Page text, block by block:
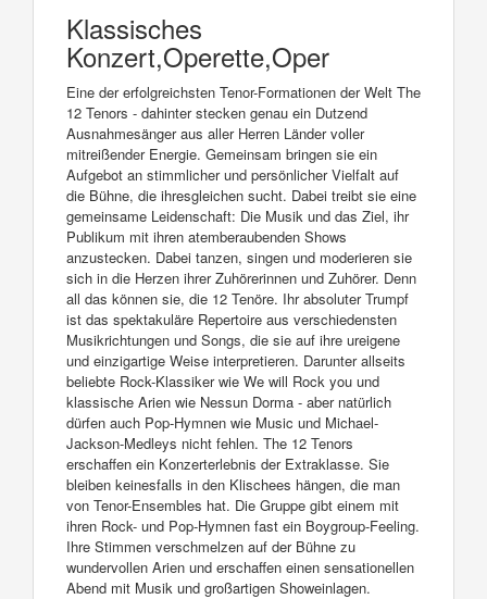
Klassisches
Konzert,Operette,Oper
Eine der erfolgreichsten Tenor-Formationen der Welt The
12 Tenors - dahinter stecken genau ein Dutzend
Ausnahmesänger aus aller Herren Länder voller
mitreißender Energie. Gemeinsam bringen sie ein
Aufgebot an stimmlicher und persönlicher Vielfalt auf
die Bühne, die ihresgleichen sucht. Dabei treibt sie eine
gemeinsame Leidenschaft: Die Musik und das Ziel, ihr
Publikum mit ihren atemberaubenden Shows
anzustecken. Dabei tanzen, singen und moderieren sie
sich in die Herzen ihrer Zuhörerinnen und Zuhörer. Denn
all das können sie, die 12 Tenöre. Ihr absoluter Trumpf
ist das spektakuläre Repertoire aus verschiedensten
Musikrichtungen und Songs, die sie auf ihre ureigene
und einzigartige Weise interpretieren. Darunter allseits
beliebte Rock-Klassiker wie We will Rock you und
klassische Arien wie Nessun Dorma - aber natürlich
dürfen auch Pop-Hymnen wie Music und Michael-
Jackson-Medleys nicht fehlen. The 12 Tenors
erschaffen ein Konzerterlebnis der Extraklasse. Sie
bleiben keinesfalls in den Klischees hängen, die man
von Tenor-Ensembles hat. Die Gruppe gibt einem mit
ihren Rock- und Pop-Hymnen fast ein Boygroup-Feeling.
Ihre Stimmen verschmelzen auf der Bühne zu
wundervollen Arien und erschaffen einen sensationellen
Abend mit Musik und großartigen Showeinlagen.